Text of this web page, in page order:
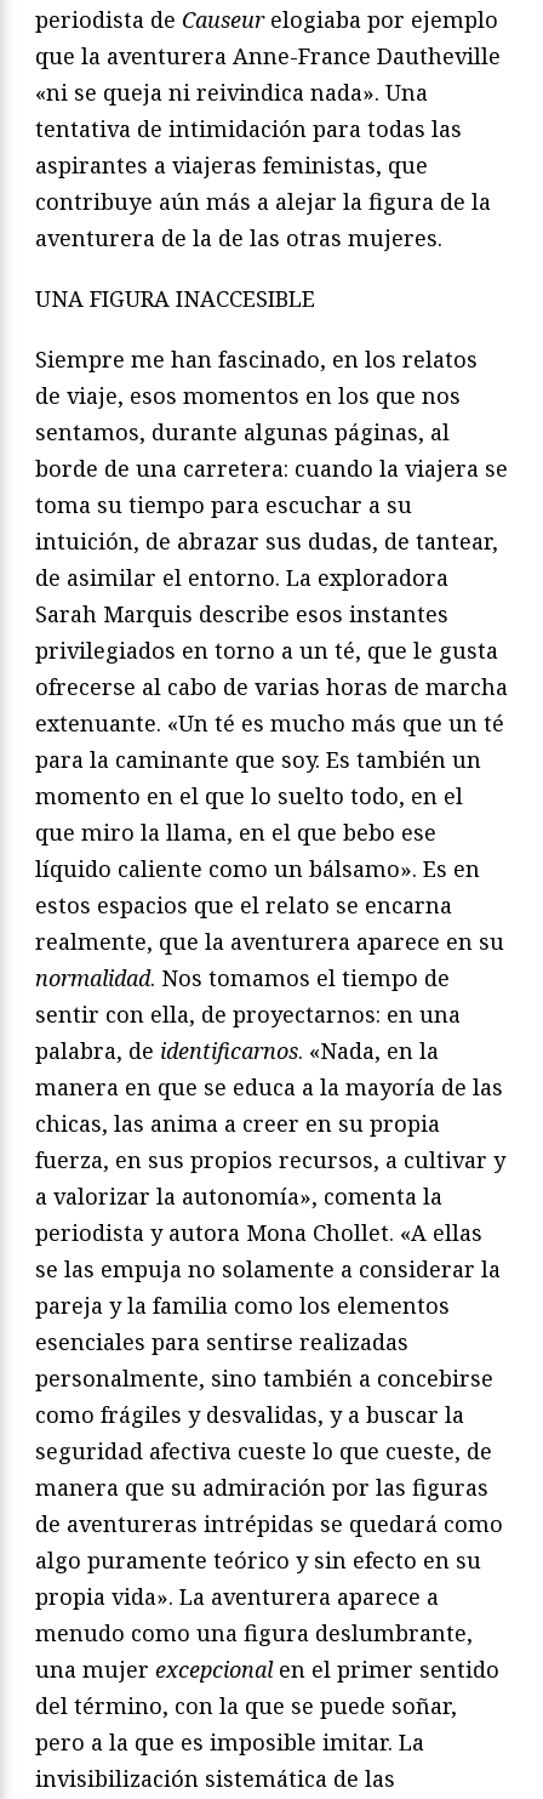
periodista de Causeur elogiaba por ejemplo
que la aventurera Anne-France Dautheville
«ni se queja ni reivindica nada». Una
tentativa de intimidación para todas las
aspirantes a viajeras feministas, que
contribuye aún más a alejar la figura de la
aventurera de la de las otras mujeres.
UNA FIGURA INACCESIBLE
Siempre me han fascinado, en los relatos
de viaje, esos momentos en los que nos
sentamos, durante algunas páginas, al
borde de una carretera: cuando la viajera se
toma su tiempo para escuchar a su
intuición, de abrazar sus dudas, de tantear,
de asimilar el entorno. La exploradora
Sarah Marquis describe esos instantes
privilegiados en torno a un té, que le gusta
ofrecerse al cabo de varias horas de marcha
extenuante. «Un té es mucho más que un té
para la caminante que soy. Es también un
momento en el que lo suelto todo, en el
que miro la llama, en el que bebo ese
líquido caliente como un bálsamo». Es en
estos espacios que el relato se encarna
realmente, que la aventurera aparece en su
normalidad. Nos tomamos el tiempo de
sentir con ella, de proyectarnos: en una
palabra, de identificarnos. «Nada, en la
manera en que se educa a la mayoría de las
chicas, las anima a creer en su propia
fuerza, en sus propios recursos, a cultivar y
a valorizar la autonomía», comenta la
periodista y autora Mona Chollet. «A ellas
se las empuja no solamente a considerar la
pareja y la familia como los elementos
esenciales para sentirse realizadas
personalmente, sino también a concebirse
como frágiles y desvalidas, y a buscar la
seguridad afectiva cueste lo que cueste, de
manera que su admiración por las figuras
de aventureras intrépidas se quedará como
algo puramente teórico y sin efecto en su
propia vida». La aventurera aparece a
menudo como una figura deslumbrante,
una mujer excepcional en el primer sentido
del término, con la que se puede soñar,
pero a la que es imposible imitar. La
invisibilización sistemática de las